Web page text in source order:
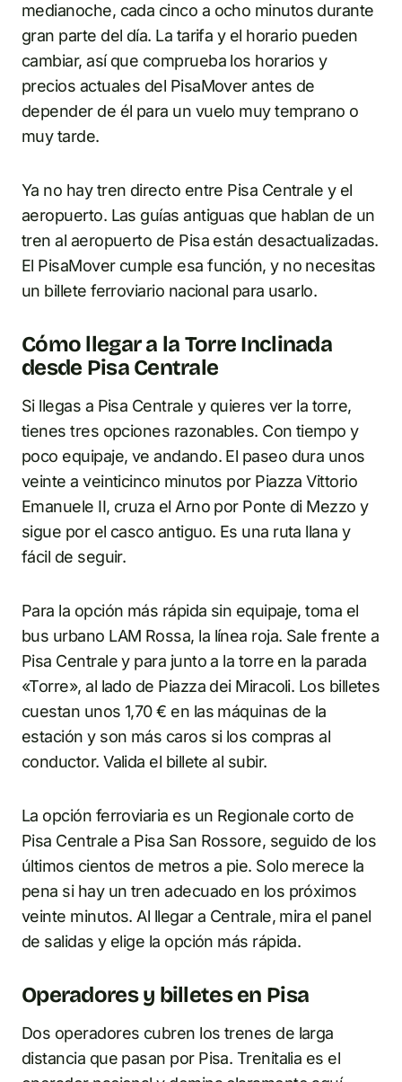
medianoche, cada cinco a ocho minutos durante
gran parte del día. La tarifa y el horario pueden
cambiar, así que comprueba los horarios y
precios actuales del PisaMover antes de
depender de él para un vuelo muy temprano o
muy tarde.
Ya no hay tren directo entre Pisa Centrale y el
aeropuerto. Las guías antiguas que hablan de un
tren al aeropuerto de Pisa están desactualizadas.
El PisaMover cumple esa función, y no necesitas
un billete ferroviario nacional para usarlo.
Cómo llegar a la Torre Inclinada
desde Pisa Centrale
Si llegas a Pisa Centrale y quieres ver la torre,
tienes tres opciones razonables. Con tiempo y
poco equipaje, ve andando. El paseo dura unos
veinte a veinticinco minutos por Piazza Vittorio
Emanuele II, cruza el Arno por Ponte di Mezzo y
sigue por el casco antiguo. Es una ruta llana y
fácil de seguir.
Para la opción más rápida sin equipaje, toma el
bus urbano LAM Rossa, la línea roja. Sale frente a
Pisa Centrale y para junto a la torre en la parada
«Torre», al lado de Piazza dei Miracoli. Los billetes
cuestan unos 1,70 € en las máquinas de la
estación y son más caros si los compras al
conductor. Valida el billete al subir.
La opción ferroviaria es un Regionale corto de
Pisa Centrale a Pisa San Rossore, seguido de los
últimos cientos de metros a pie. Solo merece la
pena si hay un tren adecuado en los próximos
veinte minutos. Al llegar a Centrale, mira el panel
de salidas y elige la opción más rápida.
Operadores y billetes en Pisa
Dos operadores cubren los trenes de larga
distancia que pasan por Pisa. Trenitalia es el